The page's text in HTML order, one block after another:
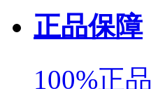
正品保障
100%正